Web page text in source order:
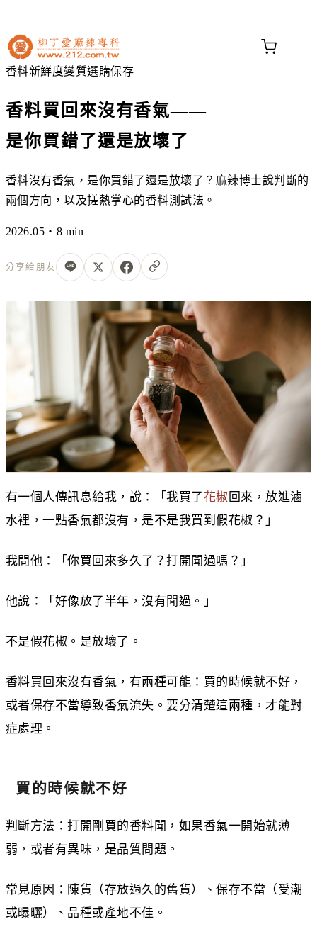
香料新鮮度變質選購保存
香料買回來沒有香氣——
是你買錯了還是放壞了
香料沒有香氣，是你買錯了還是放壞了？麻辣博士說判斷的
兩個方向，以及搓熱掌心的香料測試法。
2026.05・8 min
分享給朋友
有一個人傳訊息給我，說：「我買了花椒 回來，放進滷
水裡，一點香氣都沒有，是不是我買到假花椒？」
我問他：「你買回來多久了？打開聞過嗎？」
他說：「好像放了半年，沒有聞過。」
不是假花椒。是放壞了。
香料買回來沒有香氣，有兩種可能：買的時候就不好，
或者保存不當導致香氣流失。要分清楚這兩種，才能對
症處理。
買的時候就不好
判斷方法：打開剛買的香料聞，如果香氣一開始就薄
弱，或者有異味，是品質問題。
常見原因：陳貨（存放過久的舊貨）、保存不當（受潮
或曝曬）、品種或產地不佳。